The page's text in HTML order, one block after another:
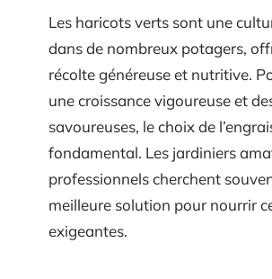
Les haricots verts sont une
dans de nombreux potagers,
récolte généreuse et nutritive.
une croissance vigoureuse et
savoureuses, le choix de
fondamental. Les jardiniers
professionnels cherchent
meilleure solution pour nourrir
exigeantes.